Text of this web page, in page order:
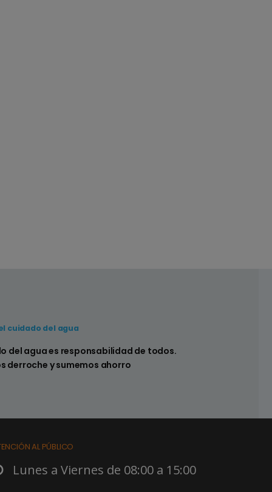
pérdidas en los sistemas sanitarios de
cuidado del agua
del agua es responsabilidad de todos.
derroche y sumemos ahorro
AL PÚBLICO
Lunes a Viernes de 08:00 a 15:00